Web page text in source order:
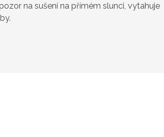
na sušení na přímém slunci, vytahuje